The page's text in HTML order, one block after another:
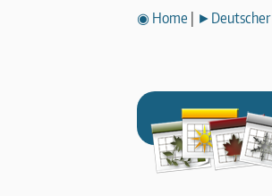
◉ Home ►Deutscher